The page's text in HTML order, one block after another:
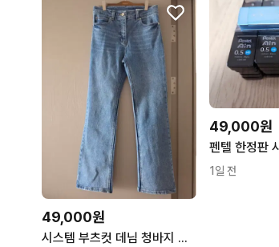
49,000원
시스템 부츠컷 데님 청바지 라이트블루
49,000원
1일 전